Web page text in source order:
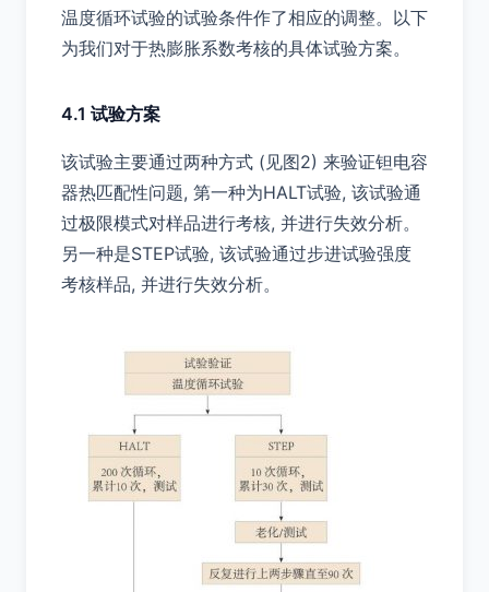
温度循环试验的试验条件作了相应的调整。以下
为我们对于热膨胀系数考核的具体试验方案。
4.1 试验方案
该试验主要通过两种方式 (见图2) 来验证钽电容
器热匹配性问题, 第一种为HALT试验, 该试验通
过极限模式对样品进行考核, 并进行失效分析。
另一种是STEP试验, 该试验通过步进试验强度
考核样品, 并进行失效分析。